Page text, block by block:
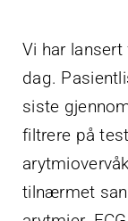
Vi har lansert
dag.
siste
filtrere på
tilnærmet